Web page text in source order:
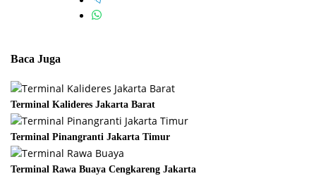
Baca Juga
Terminal Kalideres Jakarta Barat
Terminal Pinangranti Jakarta Timur
Terminal Rawa Buaya Cengkareng Jakarta